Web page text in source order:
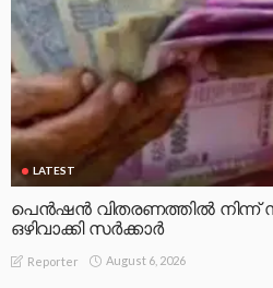
LATEST
പെൻഷൻ വിതരണത്തിൽ
ഒഴിവാക്കി സർക്കാർ
Reporter August 6, 2026